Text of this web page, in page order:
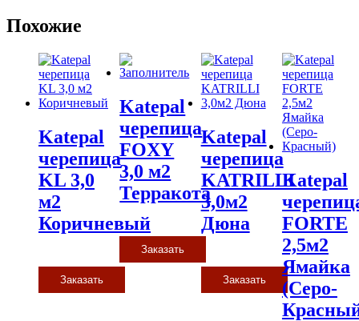
Похожие
Katepal
черепица
KL 3,0
м2
Коричневый
Заказать
Katepal
черепица
FOXY
3,0 м2
Терракота
Заказать
Katepal
черепица
KATRILLI
3,0м2
Дюна
Заказать
Katepal
FORTE
2,5м2
Ямайка
(Серо-